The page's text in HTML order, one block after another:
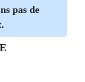
pas de